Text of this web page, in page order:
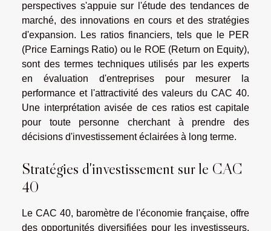
perspectives s'appuie sur l'étude des tendances de
marché, des innovations en cours et des stratégies
d'expansion. Les ratios financiers, tels que le PER
(Price Earnings Ratio) ou le ROE (Return on Equity),
sont des termes techniques utilisés par les experts
en évaluation d'entreprises pour mesurer la
performance et l'attractivité des valeurs du CAC 40.
Une interprétation avisée de ces ratios est capitale
pour toute personne cherchant à prendre des
décisions d'investissement éclairées à long terme.
Stratégies d'investissement sur le CAC
40
Le CAC 40, baromètre de l'économie française, offre
des opportunités diversifiées pour les investisseurs.